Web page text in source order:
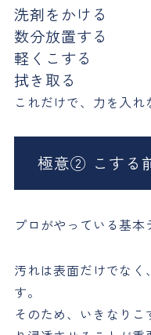
洗剤をかける
数分放置する
軽くこする
拭き取る
これだけで、力を入れ
極意② こする
プロがやっている基本
汚れは表面だけでなく
す。
そのため、いきなり